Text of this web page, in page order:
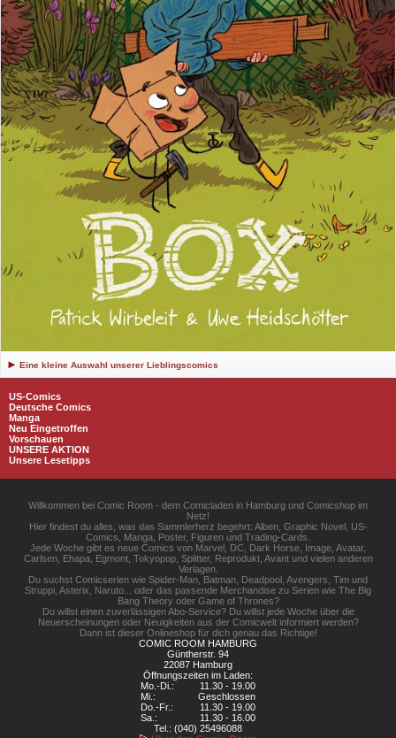
Eine kleine Auswahl unserer Lieblingscomics
US-Comics
Deutsche Comics
Manga
Neu Eingetroffen
Vorschauen
UNSERE AKTION
Unsere Lesetipps
Willkommen bei Comic Room - dem Comicladen in Hamburg und Comicshop im
Netz!
Hier findest du alles, was das Sammlerherz begehrt: Alben, Graphic Novel, US-
Comics, Manga, Poster, Figuren und Trading-Cards.
Jede Woche gibt es neue Comics von Marvel, DC, Dark Horse, Image, Avatar,
Carlsen, Ehapa, Egmont, Tokyopop, Splitter, Reprodukt, Avant und vielen anderen
Verlagen.
Du suchst Comicserien wie Spider-Man, Batman, Deadpool, Avengers, Tim und
Struppi, Asterix, Naruto... oder das passende Merchandise zu Serien wie The Big
Bang Theory oder Game of Thrones?
Du willst einen zuverlässigen Abo-Service? Du willst jede Woche über die
Neuerscheinungen oder Neuigkeiten aus der Comicwelt informiert werden?
Dann ist dieser Onlineshop für dich genau das Richtige!
COMIC ROOM HAMBURG
Güntherstr. 94
22087 Hamburg
Öffnungszeiten im Laden:
Mo.-Di.:
11.30 - 19.00
Mi.:
Geschlossen
Do.-Fr.:
11.30 - 19.00
Sa.:
11.30 - 16.00
Tel.: (040) 25496088